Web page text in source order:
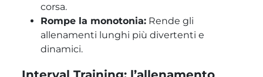
corsa.
Rompe la monotonia: Rende gli
allenamenti lunghi più divertenti e
dinamici.